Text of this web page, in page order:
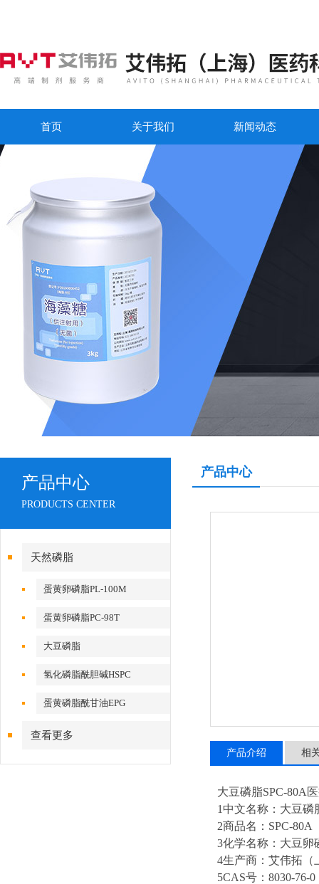
首页 关于我们 新闻动态
产品中心
PRODUCTS CENTER
天然磷脂
蛋黄卵磷脂PL-100M
蛋黄卵磷脂PC-98T
大豆磷脂
氢化磷脂酰胆碱HSPC
蛋黄磷脂酰甘油EPG
查看更多
产品中心
产品介绍 相
大豆磷脂SPC-80A
1中文名称：大豆磷
2商品名：SPC-80A
3化学名称：大豆卵
4生产商：艾伟拓（
5CAS号：8030-76-0